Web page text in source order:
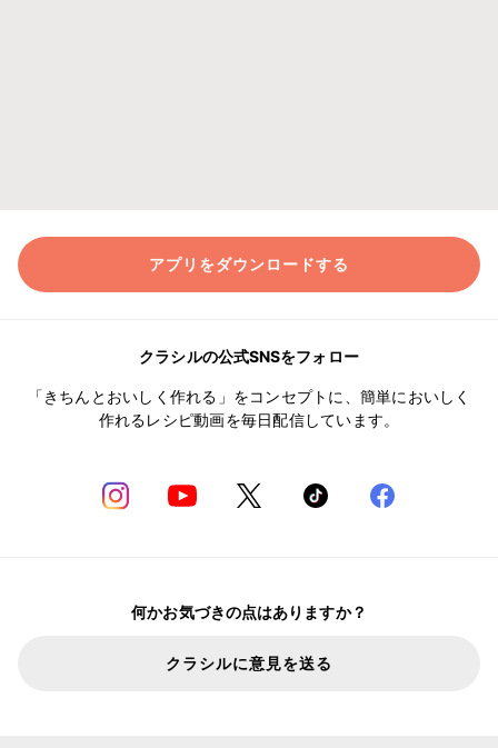
アプリをダウンロードする
クラシルの公式SNSをフォロー
「きちんとおいしく作れる」をコンセプトに、簡単においしく
作れるレシピ動画を毎日配信しています。
何かお気づきの点はありますか？
クラシルに意見を送る